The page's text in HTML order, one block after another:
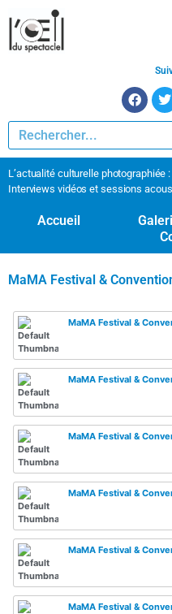
L’actualité culturelle
Interviews vidéos et sessions
Accueil
MaMA Festival &
MaMA Festival &
MaMA Festival &
MaMA Festival &
MaMA Festival &
MaMA Festival &
MaMA Festival &